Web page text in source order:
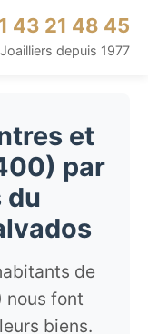
43 21 48 45
depuis 1977
et
par
du
de
nous font
biens.